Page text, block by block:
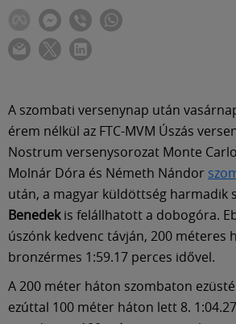
A szombati versenynap után
érem nélkül az FTC-MVM Úszás
Nostrum versenysorozat Monte
Molnár Dóra és Németh Nándor
után, a magyar küldöttség harmadik
Benedekis felállhatott a dobogóra.
úszónk kedvenc távján, 200 méteres
bronzérmes 1:59.17 perces idővel.
A 200 méter háton szombaton
ezúttal 100 méter háton lett 8.
Szolgáltatások
Közösség
Múzeum
English